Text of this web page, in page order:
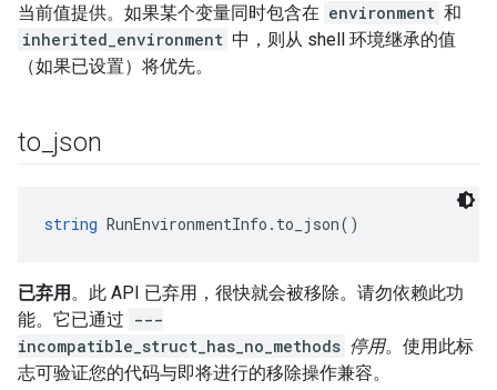
当前值提供。如果某个变量同时包含在 environment 和
inherited_environment 中，则从 shell 环境继承的值
（如果已设置）将优先。
to json
string RunEnvironmentInfo.to_json()
已弃用 。此 API 已弃用，很快就会被移除。请勿依赖此功
能。它已通过 ---
incompatible_struct_has_no_methods 停用。使用此标
志可验证您的代码与即将进行的移除操作兼容。